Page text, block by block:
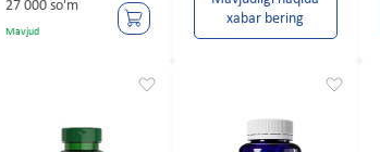
27 000 so'm
Mavjud
xabar bering